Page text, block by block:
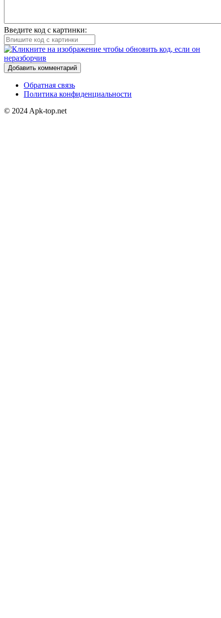
Введите код с картинки:
Добавить комментарий
Обратная связь
Политика конфиденциальности
© 2024 Apk-top.net